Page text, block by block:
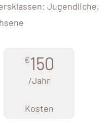
Jugendliche,
€150
/Jahr
Kosten